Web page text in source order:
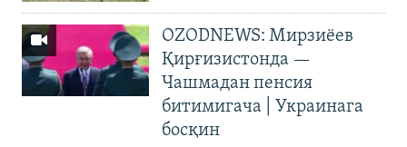
OZODNEWS: Мирзиёев
Қирғизистонда —
Чашмадан пенсия
битимигача | Украинага
босқин